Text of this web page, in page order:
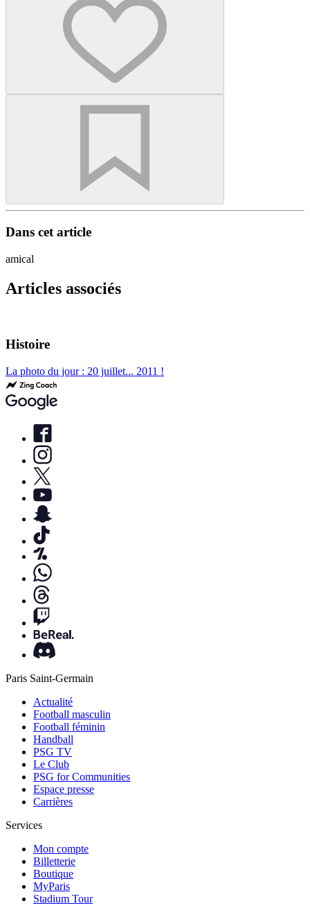
Dans cet article
amical
Articles associés
Histoire
La photo du jour : 20 juillet... 2011 !
Paris Saint-Germain
Actualité
Football masculin
Football féminin
Handball
PSG TV
Le Club
PSG for Communities
Espace presse
Carrières
Services
Mon compte
Billetterie
Boutique
MyParis
Stadium Tour